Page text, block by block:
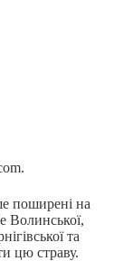
поширені на
Волинської,
та
цю страву.